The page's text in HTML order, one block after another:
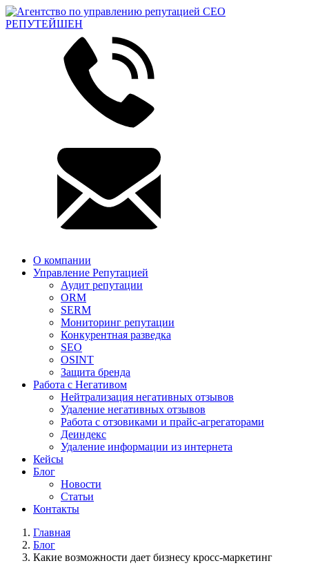
О компании
Управление Репутацией
Аудит репутации
ORM
SERM
Мониторинг репутации
Конкурентная разведка
SEO
OSINT
Защита бренда
Работа с Негативом
Нейтрализация негативных отзывов
Удаление негативных отзывов
Работа с отзовиками и прайс-агрегаторами
Деиндекс
Удаление информации из интернета
Кейсы
Блог
Новости
Статьи
Контакты
Главная
Блог
Какие возможности дает бизнесу кросс-маркетинг